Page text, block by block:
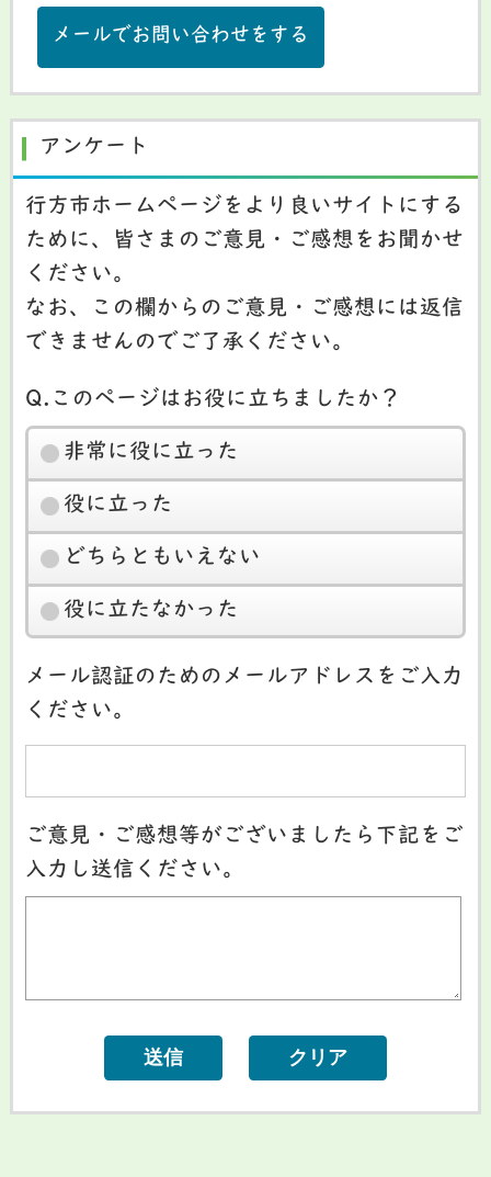
メールでお問い合わせをする
アンケート
行方市ホームページをより良いサイトにする
ために、皆さまのご意見・ご感想をお聞かせ
ください。
なお、この欄からのご意見・ご感想には返信
できませんのでご了承ください。
Q.このページはお役に立ちましたか？
非常に役に立った
役に立った
どちらともいえない
役に立たなかった
メール認証のためのメールアドレスをご入力
ください。
ご意見・ご感想等がございましたら下記をご
入力し送信ください。